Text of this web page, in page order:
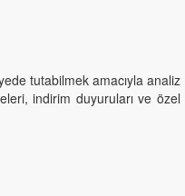
tutabilmek amacıyla analiz
indirim duyuruları ve özel